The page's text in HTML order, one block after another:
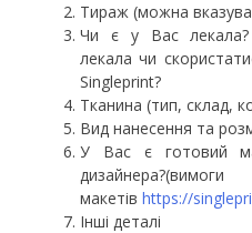
Тираж (можна
Чи є у Вас лекала?
лекала чи
Singleprint?
Тканина (тип, склад,
Вид нанесення та
У Вас є готовий
макетів https://
Інші деталі